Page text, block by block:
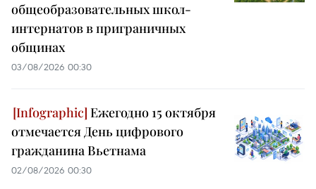
общеобразовательных школ-
интернатов в приграничных
общинах
03/08/2026 00:30
Ежегодно 15 октября
отмечается День цифрового
гражданина Вьетнама
02/08/2026 00:30